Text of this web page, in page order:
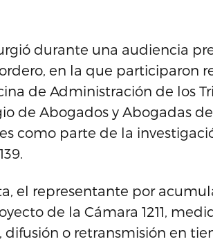
durante una audiencia
en la que
de Administración de los
de Abogados y Abogadas
como parte de la
el representante por
de la Cámara 1211,
difusión o retransmisión en